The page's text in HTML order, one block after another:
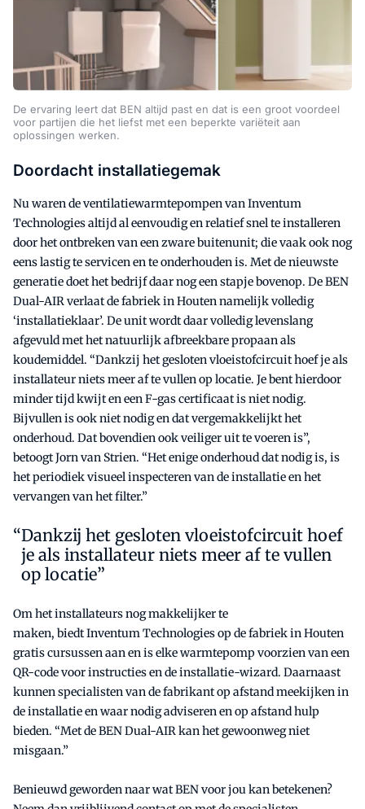
De ervaring leert dat BEN altijd past en dat is een groot voordeel
voor partijen die het liefst met een beperkte variëteit aan
oplossingen werken.
Doordacht installatiegemak
Nu waren de ventilatiewarmtepompen van Inventum
Technologies altijd al eenvoudig en relatief snel te installeren
door het ontbreken van een zware buitenunit; die vaak ook nog
eens lastig te servicen en te onderhouden is. Met de nieuwste
generatie doet het bedrijf daar nog een stapje bovenop. De BEN
Dual-AIR verlaat de fabriek in Houten namelijk volledig
‘installatieklaar’. De unit wordt daar volledig levenslang
afgevuld met het natuurlijk afbreekbare propaan als
koudemiddel. “Dankzij het gesloten vloeistofcircuit hoef je als
installateur niets meer af te vullen op locatie. Je bent hierdoor
minder tijd kwijt en een F-gas certificaat is niet nodig.
Bijvullen is ook niet nodig en dat vergemakkelijkt het
onderhoud. Dat bovendien ook veiliger uit te voeren is”,
betoogt Jorn van Strien. “Het enige onderhoud dat nodig is, is
het periodiek visueel inspecteren van de installatie en het
vervangen van het filter.”
Dankzij het gesloten vloeistofcircuit hoef
je als installateur niets meer af te vullen
op locatie”
Om het installateurs nog makkelijker te
maken, biedt Inventum Technologies op de fabriek in Houten
gratis cursussen aan en is elke warmtepomp voorzien van een
QR-code voor instructies en de installatie-wizard. Daarnaast
kunnen specialisten van de fabrikant op afstand meekijken in
de installatie en waar nodig adviseren en op afstand hulp
bieden. “Met de BEN Dual-AIR kan het gewoonweg niet
misgaan.”
Benieuwd geworden naar wat BEN voor jou kan betekenen?